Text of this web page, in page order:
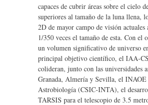
capaces de cubrir áreas sobre el cielo
superiores al tamaño de la luna llena,
2D de mayor campo de visión actuales
1/350 veces el tamaño de esta. Con el
un volumen significativo de universo
principal objetivo científico, el IAA-
colideran, junto con las universidades
Granada, Almería y Sevilla, el
Astrobiología (CSIC-INTA), el
TARSIS para el telescopio de 3.5